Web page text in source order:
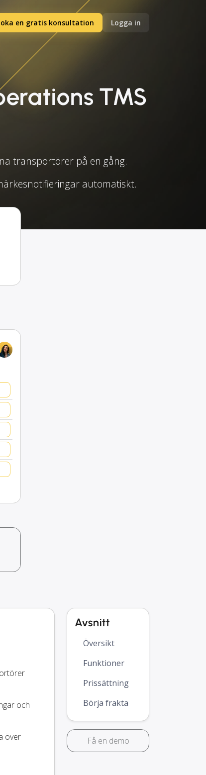
en gratis konsultation Logga in
TMS
transportörer på en gång.
automatiskt.
och
över
Avsnitt
Översikt
Funktioner
Prissättning
Börja frakta
Få en demo